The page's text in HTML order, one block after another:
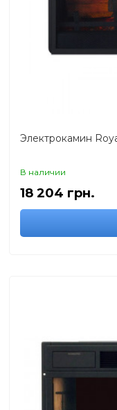
Электрокамин
В наличии
18 204 грн.